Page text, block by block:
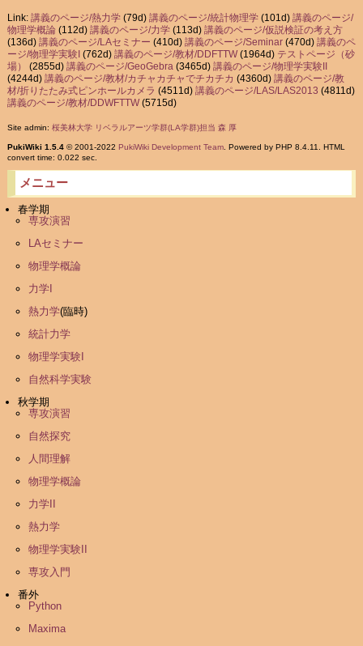
メニュー
春学期
専攻演習
LAセミナー
物理学概論
力学I
熱力学(臨時)
統計力学
物理学実験I
自然科学実験
秋学期
専攻演習
自然探究
人間理解
物理学概論
力学II
熱力学
物理学実験II
専攻入門
番外
Python
Maxima
Link: 講義のページ/熱力学(79d) 講義のページ/統計物理学(101d) 講義のページ/
物理学概論(112d) 講義のページ/力学(113d) 講義のページ/仮説検証の考え方
(136d) 講義のページ/LAセミナー (410d) 講義のページ/Seminar(470d) 講義のペ
ージ/物理学実験I (762d) 講義のページ/教材/DDFTTW(1964d) テストページ（砂
場）
(2855d) 講義のページ/GeoGebra (3465d) 講義のページ/物理学実験II
(4244d) 講義のページ/教材/カチャカチャでチカチカ (4360d) 講義のページ/教
材/折りたたみ式ピンホールカメラ (4511d) 講義のページ/LAS/LAS2013 (4811d)
講義のページ/教材/DDWFTTW(5715d)
Site admin: 桜美林大学 リベラルアーツ学群(LA学群)担当 森 厚
PukiWiki 1.5.4© 2001-2022 PukiWiki Development Team. Powered by PHP 8.4.11. HTML
convert time: 0.022 sec.